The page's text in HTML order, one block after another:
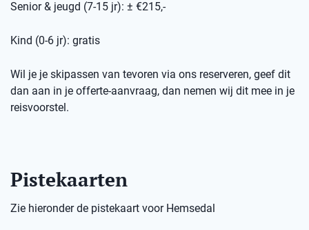
Senior & jeugd (7-15 jr): ± €215,-
Kind (0-6 jr): gratis
Wil je je skipassen van tevoren via ons reserveren, geef dit
dan aan in je offerte-aanvraag, dan nemen wij dit mee in je
reisvoorstel.
Pistekaarten
Zie hieronder de pistekaart voor Hemsedal